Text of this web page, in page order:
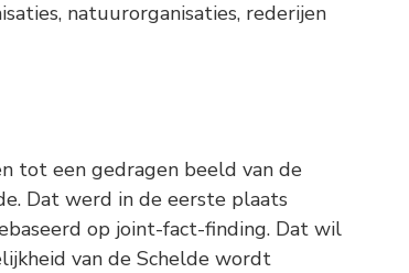
natuurorganisaties, rederijen
tot een gedragen beeld van de
Dat werd in de eerste plaats
op joint-fact-finding. Dat wil
van de Schelde wordt